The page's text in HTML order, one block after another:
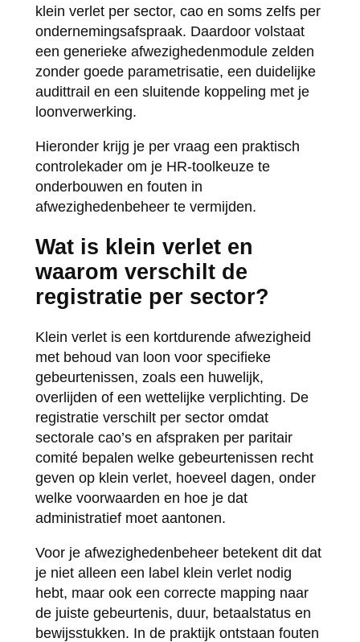
klein verlet per sector, cao en soms zelfs per
ondernemingsafspraak. Daardoor volstaat
een generieke afwezighedenmodule zelden
zonder goede parametrisatie, een duidelijke
audittrail en een sluitende koppeling met je
loonverwerking.
Hieronder krijg je per vraag een praktisch
controlekader om je HR-toolkeuze te
onderbouwen en fouten in
afwezighedenbeheer te vermijden.
Wat is klein verlet en
waarom verschilt de
registratie per sector?
Klein verlet is een kortdurende afwezigheid
met behoud van loon voor specifieke
gebeurtenissen, zoals een huwelijk,
overlijden of een wettelijke verplichting. De
registratie verschilt per sector omdat
sectorale cao’s en afspraken per paritair
comité bepalen welke gebeurtenissen recht
geven op klein verlet, hoeveel dagen, onder
welke voorwaarden en hoe je dat
administratief moet aantonen.
Voor je afwezighedenbeheer betekent dit dat
je niet alleen een label klein verlet nodig
hebt, maar ook een correcte mapping naar
de juiste gebeurtenis, duur, betaalstatus en
bewijsstukken. In de praktijk ontstaan fouten